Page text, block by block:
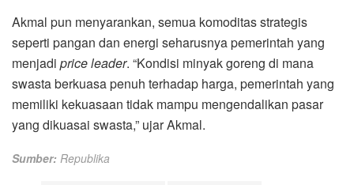
Akmal pun menyarankan, semua komoditas strategis
seperti pangan dan energi seharusnya pemerintah yang
menjadi priceleader. “Kondisi minyak goreng di mana
swasta berkuasa penuh terhadap harga, pemerintah yang
memiliki kekuasaan tidak mampu mengendalikan pasar
yang dikuasai swasta,” ujar Akmal.
Sumber: Republika